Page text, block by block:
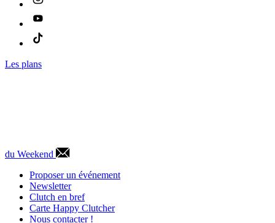
Les plans
du Weekend
Proposer un événement
Newsletter
Clutch en bref
Carte Happy Clutcher
Nous contacter !